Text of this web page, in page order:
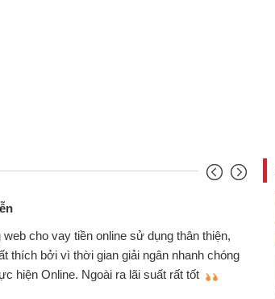
web cho vay tiền online sử dụng thân thiện,
thích bởi vì thời gian giải ngân nhanh chóng
hiện Online. Ngoài ra lãi suất rất tốt